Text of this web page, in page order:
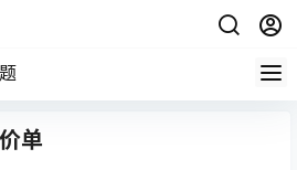
单